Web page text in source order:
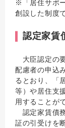
※「居住サポ
創設した制度
認定家賃
大臣認定の
配慮者の申込
るとおり、「
等）や居住支
用することが
認定家賃債
証の引受けを